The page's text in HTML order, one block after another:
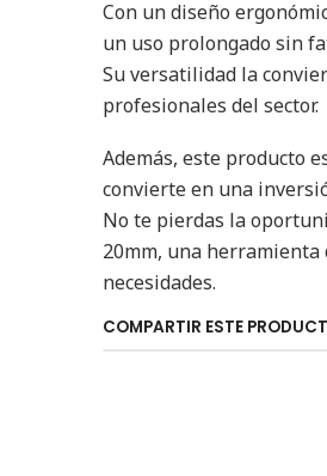
Con un diseño
un uso prolongado sin
Su versatilidad la
profesionales del sector.
Además, este producto
convierte en una
No te pierdas la
20mm, una
necesidades.
COMPARTIR ESTE